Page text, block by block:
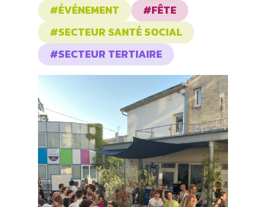
#ÉVÉNEMENT
#FÊTE
#SECTEUR SANTÉ SOCIAL
#SECTEUR TERTIAIRE